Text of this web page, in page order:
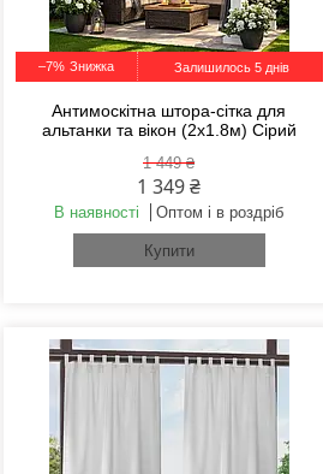
–7% Залишилось 5 днів
Антимоскітна штора-сітка для
альтанки та вікон (2х1.8м) Сірий
1 449 ₴
1 349 ₴
В наявності Оптом і в роздріб
Купити